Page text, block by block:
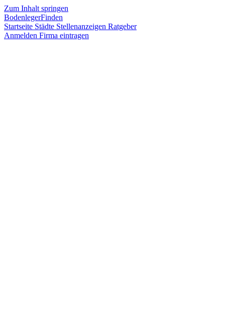
Zum Inhalt springen
BodenlegerFinden
Startseite Städte Stellenanzeigen Ratgeber
Anmelden Firma eintragen